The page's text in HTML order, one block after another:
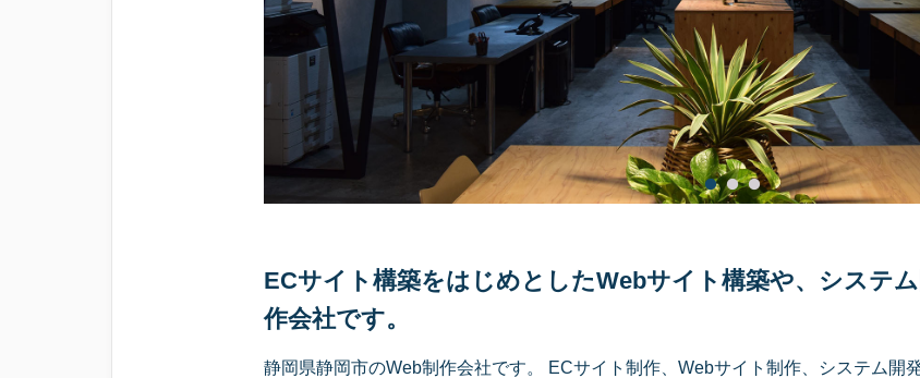
ECサイト構築をはじめとしたWebサイト構築や、システ
作会社です。
静岡県静岡市のWeb制作会社です。 ECサイト制作、Webサイト制作、システム開